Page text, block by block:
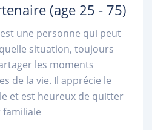
(age 25 - 75)
une personne qui peut
situation, toujours
les moments
de la vie. Il apprécie le
et est heureux de quitter
familiale ...